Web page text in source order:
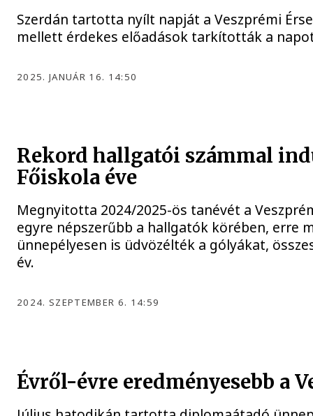
Szerdán tartotta nyílt napját a Veszprémi
mellett érdekes előadások tarkították a
2025. JANUÁR 16. 14:50
Rekord hallgatói számmal
Főiskola éve
Megnyitotta 2024/2025-ös tanévét a
egyre népszerűbb a hallgatók körében, erre
ünnepélyesen is üdvözélték a gólyákat,
év.
2024. SZEPTEMBER 6. 14:59
Évről-évre eredményesebb a